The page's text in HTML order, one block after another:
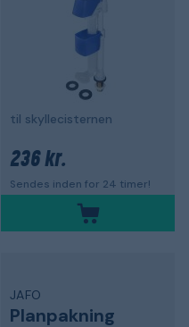
til skyllecisternen
236 kr.
Sendes inden for 24 timer!
JAFO
Planpakning